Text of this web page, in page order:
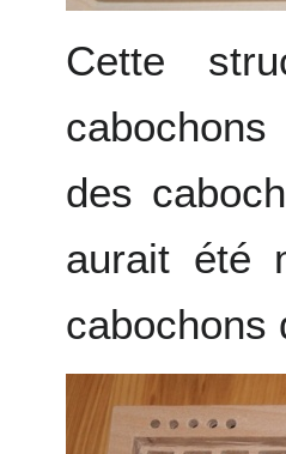
Cette
des
aurait été
cabochons